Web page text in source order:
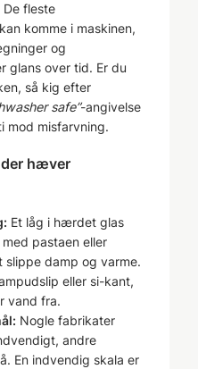
De fleste
komme i maskinen,
og
glans over tid. Er du
så kig efter
safe”-angivelse
mod misfarvning.
hæver
Et låg i hærdet glas
pastaen eller
slippe damp og varme.
eller si-kant,
vand fra.
Nogle fabrikater
andre
En indvendig skala er